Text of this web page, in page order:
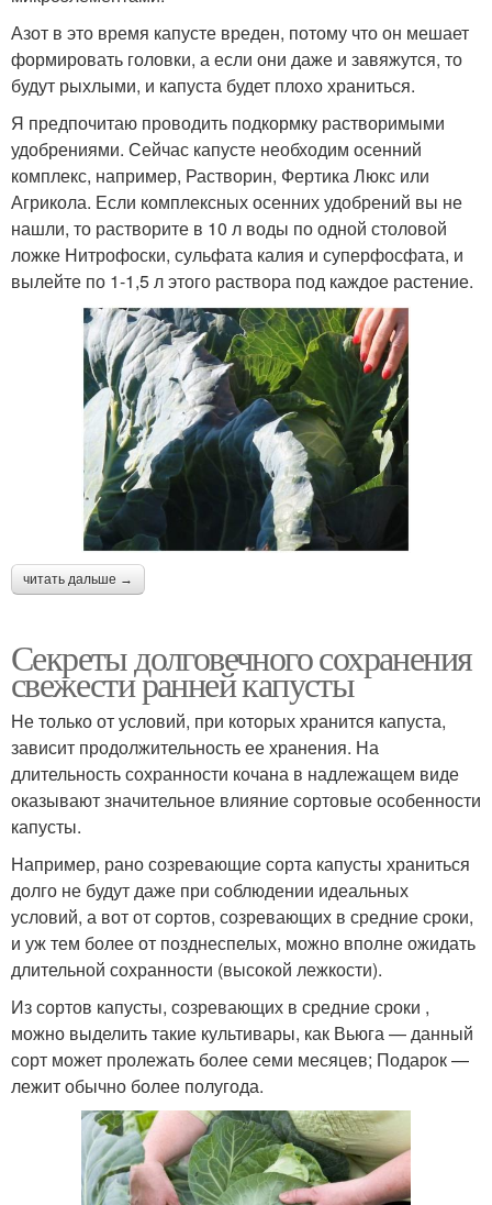
Азот в это время капусте вреден, потому что он мешает
формировать головки, а если они даже и завяжутся, то
будут рыхлыми, и капуста будет плохо храниться.
Я предпочитаю проводить подкормку растворимыми
удобрениями. Сейчас капусте необходим осенний
комплекс, например, Растворин, Фертика Люкс или
Агрикола. Если комплексных осенних удобрений вы не
нашли, то растворите в 10 л воды по одной столовой
ложке Нитрофоски, сульфата калия и суперфосфата, и
вылейте по 1-1,5 л этого раствора под каждое растение.
читать дальше →
Секреты долговечного сохранения
свежести ранней капусты
Не только от условий, при которых хранится капуста,
зависит продолжительность ее хранения. На
длительность сохранности кочана в надлежащем виде
оказывают значительное влияние сортовые особенности
капусты.
Например, рано созревающие сорта капусты храниться
долго не будут даже при соблюдении идеальных
условий, а вот от сортов, созревающих в средние сроки,
и уж тем более от позднеспелых, можно вполне ожидать
длительной сохранности (высокой лежкости).
Из сортов капусты, созревающих в средние сроки ,
можно выделить такие культивары, как Вьюга — данный
сорт может пролежать более семи месяцев; Подарок —
лежит обычно более полугода.